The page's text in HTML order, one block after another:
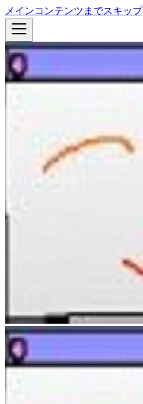
メインコンテンツまでスキップ